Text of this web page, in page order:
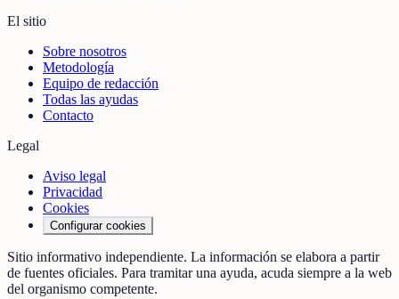
El sitio
Sobre nosotros
Metodología
Equipo de redacción
Todas las ayudas
Contacto
Legal
Aviso legal
Privacidad
Cookies
Configurar cookies
Sitio informativo independiente. La información se elabora a partir
de fuentes oficiales. Para tramitar una ayuda, acuda siempre a la web
del organismo competente.